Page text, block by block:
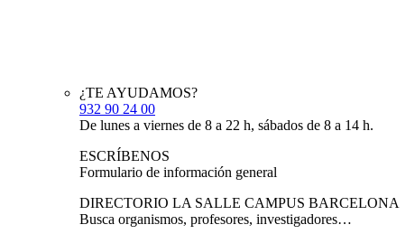
¿TE AYUDAMOS?
932 90 24 00
De lunes a viernes de 8 a 22 h, sábados de 8 a 14 h.
ESCRÍBENOS
Formulario de información general
DIRECTORIO LA SALLE CAMPUS BARCELONA
Busca organismos, profesores, investigadores…